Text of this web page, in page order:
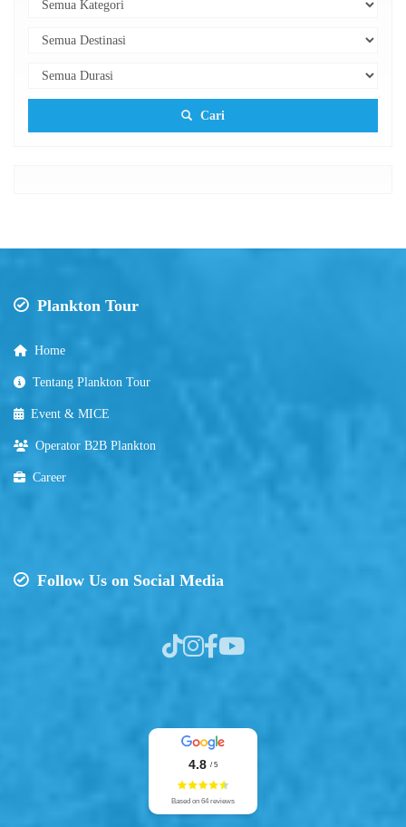
Cari
Plankton Tour
Home
Tentang Plankton Tour
Event & MICE
Operator B2B Plankton
Career
Follow Us on Social Media
4.8 / 5
Based on 64 reviews